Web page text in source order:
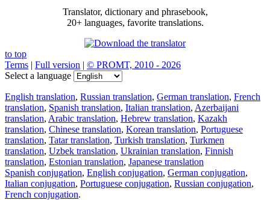
Translator, dictionary and phrasebook,
20+ languages, favorite translations.
to top
Terms | Full version | © PROMT, 2010 - 2026
Select a language
English translation, Russian translation, German translation, French
translation, Spanish translation, Italian translation, Azerbaijani
translation, Arabic translation, Hebrew translation, Kazakh
translation, Chinese translation, Korean translation, Portuguese
translation, Tatar translation, Turkish translation, Turkmen
translation, Uzbek translation, Ukrainian translation, Finnish
translation, Estonian translation, Japanese translation
Spanish conjugation, English conjugation, German conjugation,
Italian conjugation, Portuguese conjugation, Russian conjugation,
French conjugation.